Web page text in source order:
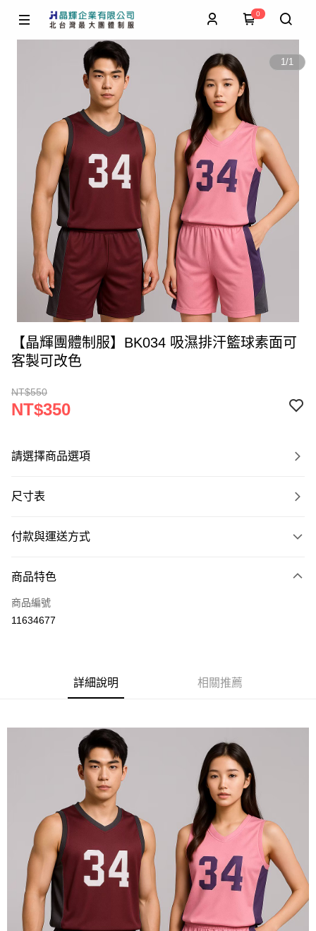
0
1/1
【晶輝團體制服】BK034 吸濕排汗籃球素面可
客製可改色
NT$550
NT$350
請選擇商品選項
尺寸表
付款與運送方式
信用卡一次付款
運送方式
商品特色
商品編號
11634677
詳細說明 相關推薦